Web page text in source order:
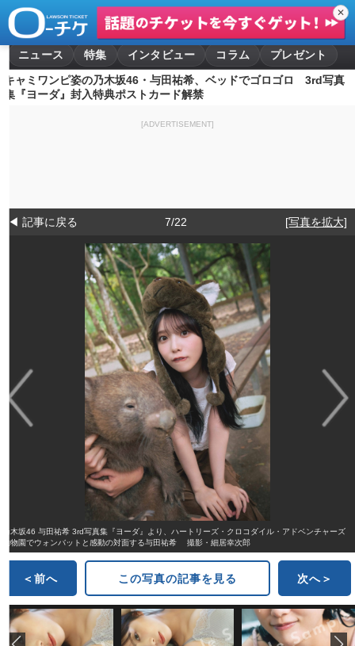
✕
ニュース 特集 インタビュー コラム
プレゼント
キャミワンピ姿の乃木坂46・与田祐希、ベッドでゴロゴロ 3rd写真
集『ヨーダ』封入特典ポストカード解禁
[ADVERTISEMENT]
◀ 記事に戻る 7/22 [写真を拡大]
乃木坂46 与田祐希 3rd写真集『ヨーダ』より、ハートリーズ・クロコダイル・アドベンチャーズ
動物園でウォンバットと感動の対面する与田祐希 撮影・細居幸次郎
＜前へ この写真の記事を見る 次へ＞